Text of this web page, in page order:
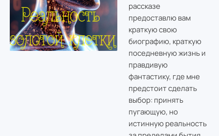
рассказе
предоставлю вам
краткую свою
биографию, краткую
поседневную жизнь и
правдивую
фантастику, где мне
предстоит сделать
выбор: принять
пугающую, но
истинную реальность